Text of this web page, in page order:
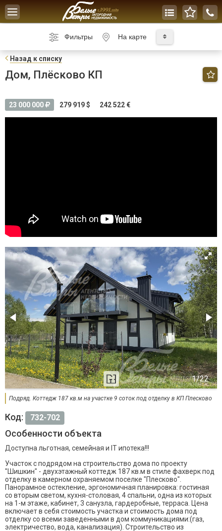
Toggle
navigation
Фильтры На карте
Назад к списку
Дом, Плёсково КП
23 000 000 279 919 $ 242 522 €
Подряд. Коттедж 187 кв.м на участке 9 соток под отделку в КП Плесково
Код: 732-702
Особенности объекта
Доступна льготная, семейная и IT ипотека!!!
Участок с подрядом на строительство дома по проекту
"Шишкин" - двухэтажный коттедж 187 кв.м в стиле фахверк под
отделку в камерном охраняемом поселке "Плесково".
Панорамное остекление, эргономичная планировка: гостиная
со вторым светом, кухня-столовая, 4 спальни, одна из которых
на 1-м этаже, кабинет, 3 санузла, гардеробные, терраса. Цена
включает в себя стоимость участка и стоимость дома под
отделку со всеми заведенными в дом коммуникациями:(газ,
электричество, вода, канализация). Строительство из